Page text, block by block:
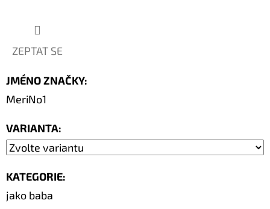
ZEPTAT SE
JMÉNO ZNAČKY:
MeriNo1
VARIANTA:
KATEGORIE:
jako baba